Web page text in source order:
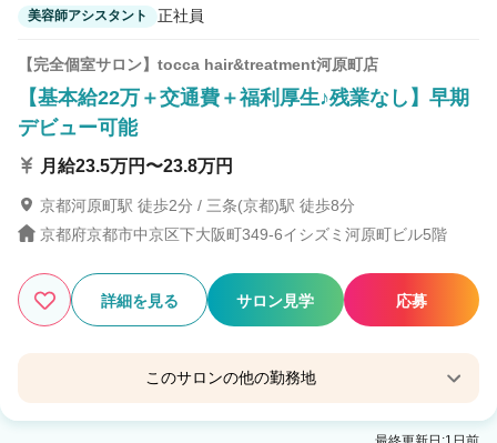
美容師アシスタント 正社員
【完全個室サロン】tocca hair&treatment河原町店
【基本給22万＋交通費＋福利厚生♪残業なし】早期
デビュー可能
月給23.5万円〜23.8万円
京都河原町駅 徒歩2分 / 三条(京都)駅 徒歩8分
京都府京都市中京区下大阪町349-6イシズミ河原町ビル5階
詳細を見る サロン見学 応募
このサロンの他の勤務地
【完全個室サロン】tocca hair&treatment河原町